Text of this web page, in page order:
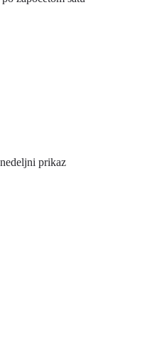
prikaz